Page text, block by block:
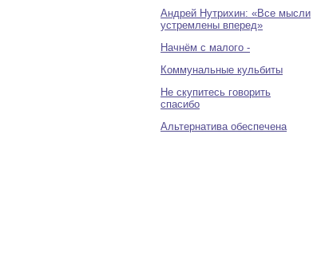
Андрей Нутрихин: «Все мысли
устремлены вперед»
Начнём с малого -
Коммунальные кульбиты
Не скупитесь говорить
спасибо
Альтернатива обеспечена